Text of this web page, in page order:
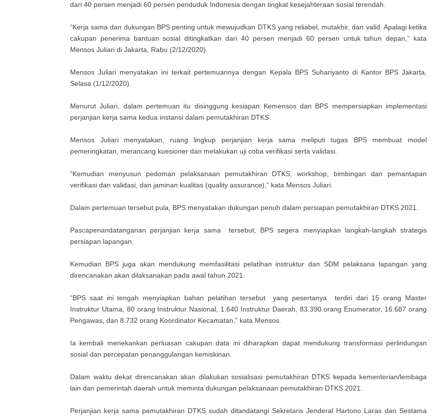
dari 40 persen menjadi 60 persen penduduk Indonesia dengan tingkat kesejahteraan sosial terendah.
“Kerja sama dan dukungan BPS penting untuk mewujudkan DTKS yang reliabel, mutakhir, dan valid. Apalagi ketika
cakupan penerima bantuan sosial ditingkatkan dari 40 persen menjadi 60 persen untuk tahun depan,” kata
Mensos Juliari di Jakarta, Rabu (2/12/2020).
Mensos Juliari menyatakan ini terkait pertemuannya dengan Kepala BPS Suhariyanto di Kantor BPS Jakarta,
Selasa (1/12/2020).
Menurut Juliari, dalam pertemuan itu disinggung kesiapan Kemensos dan BPS mempersiapkan implementasi
perjanjian kerja sama kedua instansi dalam pemutakhiran DTKS.
Mensos Juliari menyatakan, ruang lingkup perjanjian kerja sama meliputi tugas BPS membuat model
pemeringkatan, merancang kuesioner dan melakukan uji coba verifikasi serta validasi.
“Kemudian menyusun pedoman pelaksanaan pemutakhiran DTKS, workshop, bimbingan dan pemantapan
verifikasi dan validasi, dan jaminan kualitas (quality assurance),” kata Mensos Juliari.
Dalam pertemuan tersebut pula, BPS menyatakan dukungan penuh dalam persiapan pemutakhiran DTKS 2021.
Pascapenandatanganan perjanjian kerja sama tersebut, BPS segera menyiapkan langkah-langkah strategis
persiapan lapangan.
Kemudian BPS juga akan mendukung memfasilitasi pelatihan instruktur dan SDM pelaksana lapangan yang
direncanakan akan dilaksanakan pada awal tahun 2021.
“BPS saat ini tengah menyiapkan bahan pelatihan tersebut yang pesertanya terdiri dari 15 orang Master
Instruktur Utama, 80 orang Instruktur Nasional, 1.640 Instruktur Daerah, 83.390 orang Enumerator, 16.687 orang
Pengawas, dan 8.732 orang Koordinator Kecamatan,” kata Mensos.
Ia kembali menekankan perluasan cakupan data ini diharapkan dapat mendukung transformasi perlindungan
sosial dan percepatan penanggulangan kemiskinan.
Dalam waktu dekat direncanakan akan dilakukan sosialisasi pemutakhiran DTKS kepada kementerian/lembaga
lain dan pemerintah daerah untuk meminta dukungan pelaksanaan pemutakhiran DTKS 2021.
Perjanjian kerja sama pemutakhiran DTKS sudah ditandatangi Sekretaris Jenderal Hartono Laras dan Sestama